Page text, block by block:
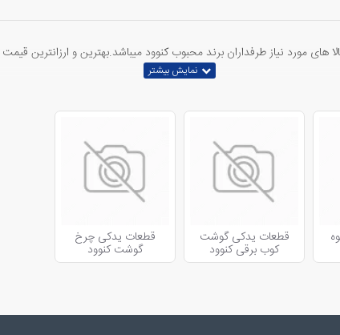
مورد نیاز طرفداران برند محبوب کنوود میباشد.بهترین و ارزانترین قیمت
قطعات یدکی گوشت
کوب برقی کنوود
قطعات یدکی چرخ
گوشت کنوود